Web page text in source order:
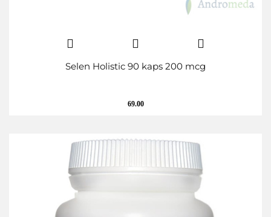
Selen Holistic 90 kaps 200 mcg
69.00